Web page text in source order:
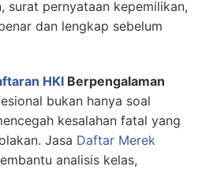
surat pernyataan kepemilikan,
dan lengkap sebelum
HKI Berpengalaman
bukan hanya soal
kesalahan fatal yang
Jasa Daftar Merek
analisis kelas,